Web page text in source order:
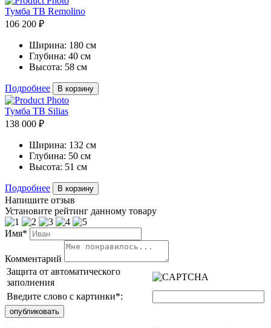
Тумба ТВ Remolino
106 200 ₽
Ширина: 180 см
Глубина: 40 см
Высота: 58 см
Подробнее В корзину
Тумба ТВ Silias
138 000 ₽
Ширина: 132 см
Глубина: 50 см
Высота: 51 см
Подробнее В корзину
Напишите отзыв
Установите рейтинг данному товару
Имя*
Комментарий
Защита от автоматического
заполнения
Введите слово с картинки*: